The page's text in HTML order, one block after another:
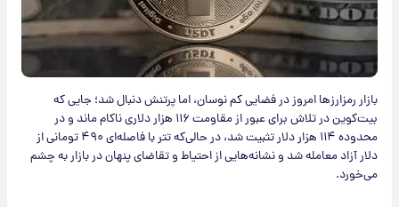
بازار رمزارزها امروز در فضایی کم نوسان، اما پرتنش دنبال شد؛ جایی که
بیت‌کوین در تلاش برای عبور از مقاومت ۱۱۶ هزار دلاری ناکام ماند و در
محدوده ۱۱۴ هزار دلار تثبیت شد، در حالی‌که تتر با فاصله‌ای ۴۹۰ تومانی از
دلار آزاد معامله شد و نشانه‌هایی از احتیاط و تقاضای پنهان در بازار به چشم
می‌خورد.